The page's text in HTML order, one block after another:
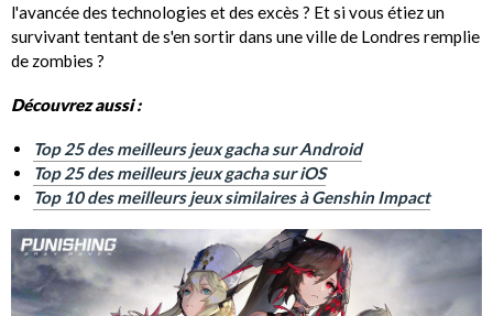
l'avancée des technologies et des excès ? Et si vous étiez un
survivant tentant de s'en sortir dans une ville de Londres remplie
de zombies ?
Découvrez aussi :
Top 25 des meilleurs jeux gacha sur Android
Top 25 des meilleurs jeux gacha sur iOS
Top 10 des meilleurs jeux similaires à Genshin Impact